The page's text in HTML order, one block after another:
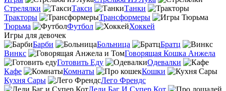
Стрелялки
Такси
Танки
Тракторы
Трансформеры
Тюрьма
Футбол
Хоккей
Игры для девочек
Барби
Больница
Братц
Винкс
Говорящая Кошка Анжела
Готовить Еду
Одевалки
Кафе
Комнаты
Кошки
Кухня Сары
Лего Френдс
Леди Баг И Супер Кот